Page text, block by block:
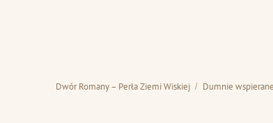
Dwór Romany – Perła Ziemi Wiskiej Dumnie